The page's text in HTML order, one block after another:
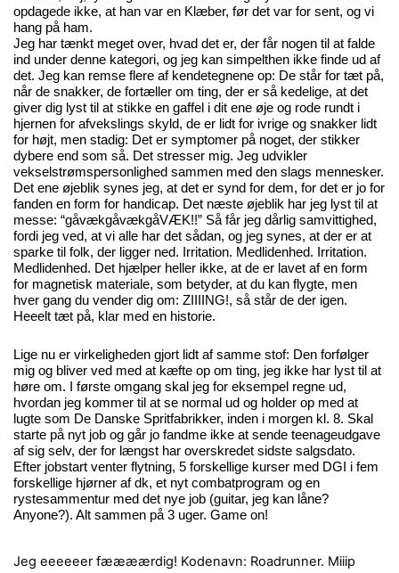
opdagede ikke, at han var en Klæber, før det var for sent, og vi
hang på ham.
Jeg har tænkt meget over, hvad det er, der får nogen til at falde
ind under denne kategori, og jeg kan simpelthen ikke finde ud af
det. Jeg kan remse flere af kendetegnene op: De står for tæt på,
når de snakker, de fortæller om ting, der er så kedelige, at det
giver dig lyst til at stikke en gaffel i dit ene øje og rode rundt i
hjernen for afvekslings skyld, de er lidt for ivrige og snakker lidt
for højt, men stadig: Det er symptomer på noget, der stikker
dybere end som så. Det stresser mig. Jeg udvikler
vekselstrømspersonlighed sammen med den slags mennesker.
Det ene øjeblik synes jeg, at det er synd for dem, for det er jo for
fanden en form for handicap. Det næste øjeblik har jeg lyst til at
messe: “gåvækgåvækgåVÆK!!” Så får jeg dårlig samvittighed,
fordi jeg ved, at vi alle har det sådan, og jeg synes, at der er at
sparke til folk, der ligger ned. Irritation. Medlidenhed. Irritation.
Medlidenhed. Det hjælper heller ikke, at de er lavet af en form
for magnetisk materiale, som betyder, at du kan flygte, men
hver gang du vender dig om: ZIIIING!, så står de der igen.
Heeelt tæt på, klar med en historie.
Lige nu er virkeligheden gjort lidt af samme stof: Den forfølger
mig og bliver ved med at kæfte op om ting, jeg ikke har lyst til at
høre om. I første omgang skal jeg for eksempel regne ud,
hvordan jeg kommer til at se normal ud og holder op med at
lugte som De Danske Spritfabrikker, inden i morgen kl. 8. Skal
starte på nyt job og går jo fandme ikke at sende teenageudgave
af sig selv, der for længst har overskredet sidste salgsdato.
Efter jobstart venter flytning, 5 forskellige kurser med DGI i fem
forskellige hjørner af dk, et nyt combatprogram og en
rystesammentur med det nye job (guitar, jeg kan låne?
Anyone?). Alt sammen på 3 uger. Game on!
Jeg eeeeeer fæææærdig! Kodenavn: Roadrunner. Miiip